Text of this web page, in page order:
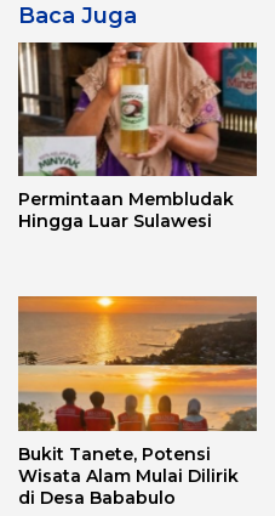
Baca Juga
Permintaan Membludak
Hingga Luar Sulawesi
Bukit Tanete, Potensi
Wisata Alam Mulai Dilirik
di Desa Bababulo